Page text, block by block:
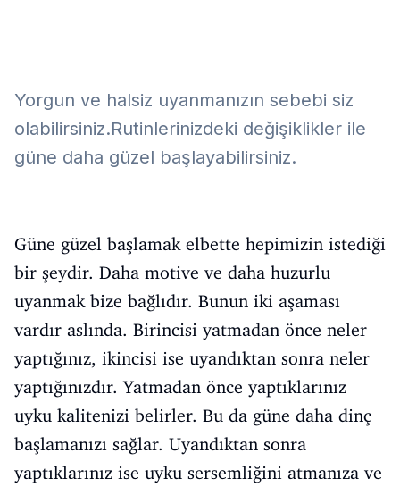
Yorgun ve halsiz uyanmanızın sebebi siz
olabilirsiniz.Rutinlerinizdeki değişiklikler ile
güne daha güzel başlayabilirsiniz.
Güne güzel başlamak elbette hepimizin istediği
bir şeydir. Daha motive ve daha huzurlu
uyanmak bize bağlıdır. Bunun iki aşaması
vardır aslında. Birincisi yatmadan önce neler
yaptığınız, ikincisi ise uyandıktan sonra neler
yaptığınızdır. Yatmadan önce yaptıklarınız
uyku kalitenizi belirler. Bu da güne daha dinç
başlamanızı sağlar. Uyandıktan sonra
yaptıklarınız ise uyku sersemliğini atmanıza ve